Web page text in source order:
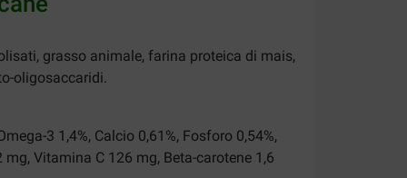
grasso animale, farina proteica di mais,
oligosaccaridi.
3 1,4%, Calcio 0,61%, Fosforo 0,54%,
Vitamina C 126 mg, Beta-carotene 1,6